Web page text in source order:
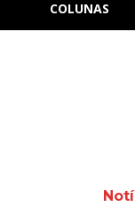
COLUNAS